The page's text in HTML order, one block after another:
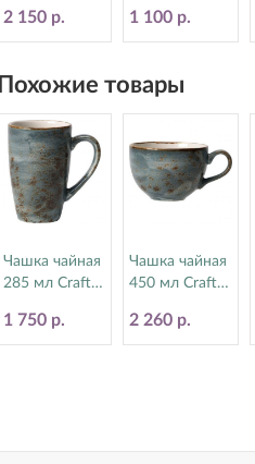
Steelite
(Стилайт)
2 150 р.
(Стилайт)
11310189
1 100 р.
Похожие товары
Чашка чайная
285 мл Craft
(Стилайт)
11300592
1 750 р.
Чашка чайная
450 мл Craft
(Стилайт)
11300150
2 260 р.